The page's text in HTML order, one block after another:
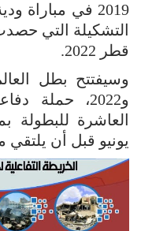
2019 في
التشكيلة التي
قطر 2022.
و2022،
يونيو قبل أن يلتقي